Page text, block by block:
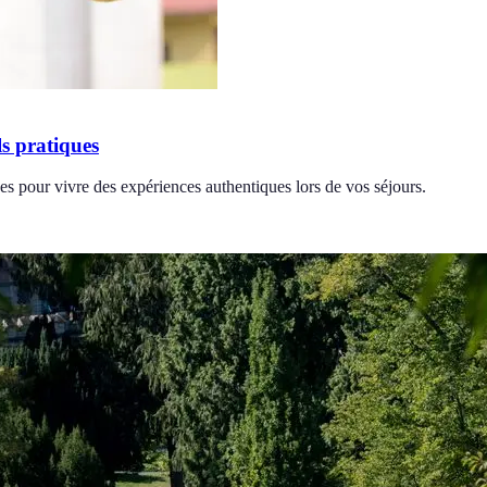
pratiques
pour vivre des expériences authentiques lors de vos séjours.